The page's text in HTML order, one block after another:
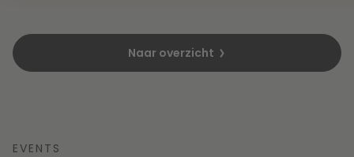
Naar overzicht
EVENTS